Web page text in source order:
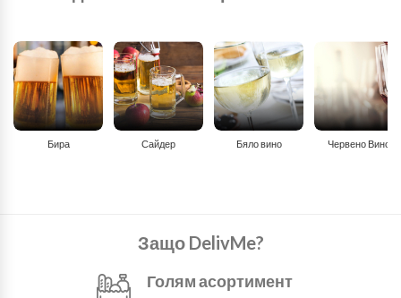
Бира Сайдер Бяло вино Червено Вино
Защо DelivMe?
Голям асортимент